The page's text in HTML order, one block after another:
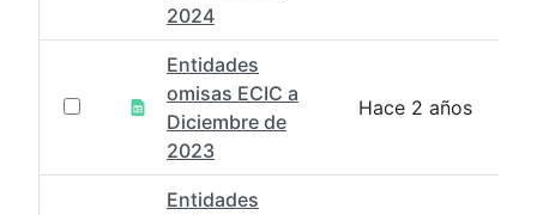
2024
Entidades
omisas ECIC a
Diciembre de
2023
Hace 2 años
Entidades